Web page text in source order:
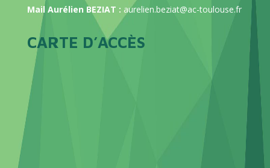
Mail Aurélien BEZIAT : aurelien.beziat@ac-toulouse.fr
CARTE D’ACCÈS